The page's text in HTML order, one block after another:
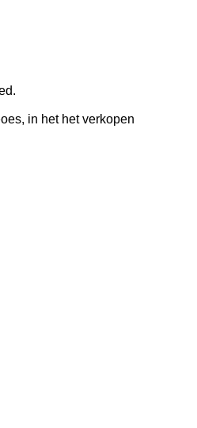
in het het verkopen